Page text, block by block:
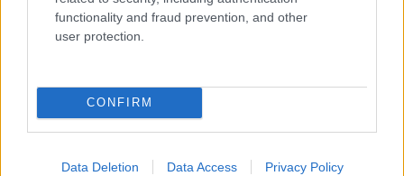
functionality and fraud prevention, and other
user protection.
CONFIRM
Data Deletion Data Access Privacy Policy
kiegészítőt alig egy óra alatt. Működik ez a megoldás is,
de a készítők nem így tervezték az Hours of Darknesst,
ebben a pokoli paradicsomban.